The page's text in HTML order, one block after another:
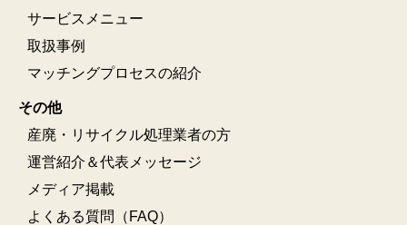
サービスメニュー
取扱事例
マッチングプロセスの紹介
その他
産廃・リサイクル処理業者の方
運営紹介＆代表メッセージ
メディア掲載
よくある質問（FAQ）